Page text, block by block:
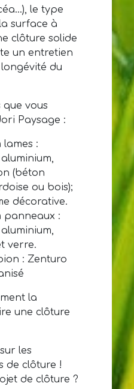
le type
surface à
clôture solide
un entretien
du
que vous
Paysage :
lames :
(béton
ou bois);
décorative.
panneaux :
verre.
: Zenturo
la
une clôture
les
de clôture !
de clôture ?